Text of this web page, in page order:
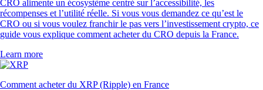
CRO alimente un écosystème centré sur l’accessibilité, les
récompenses et l’utilité réelle. Si vous vous demandez ce qu’est le
CRO ou si vous voulez franchir le pas vers l’investissement crypto, ce
guide vous explique comment acheter du CRO depuis la France.
Learn more
Comment acheter du XRP (Ripple) en France